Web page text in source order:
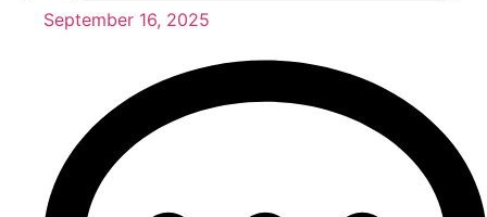
September 16, 2025